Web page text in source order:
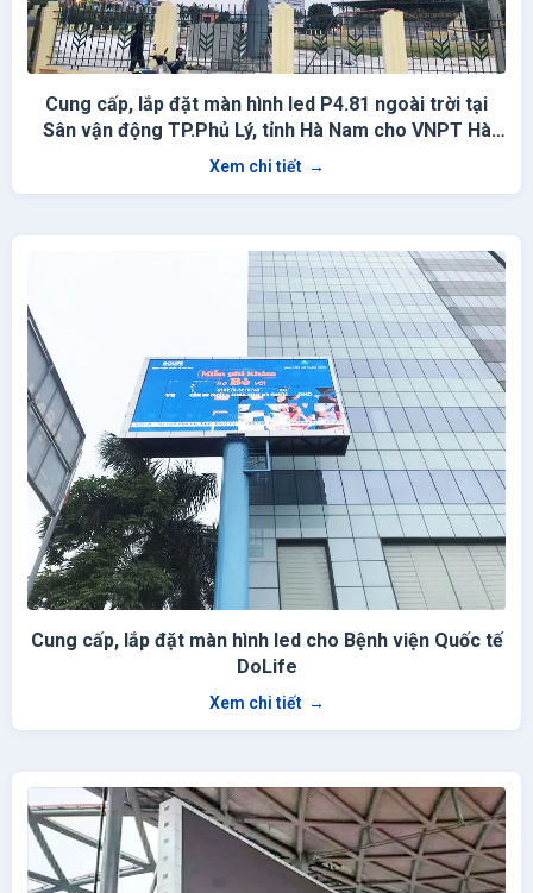
Cung cấp, lắp đặt màn hình led P4.81 ngoài trời tại
Sân vận động TP.Phủ Lý, tỉnh Hà Nam cho VNPT Hà
Nam
Xem chi tiết →
Cung cấp, lắp đặt màn hình led cho Bệnh viện Quốc tế
DoLife
Xem chi tiết →